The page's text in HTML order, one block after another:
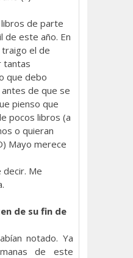
de parte
de este año. En
traigo el de
tantas
que debo
de que se
pienso que
pocos libros (a
o quieran
Mayo merece
decir. Me
de su fin de
notado. Ya
de este